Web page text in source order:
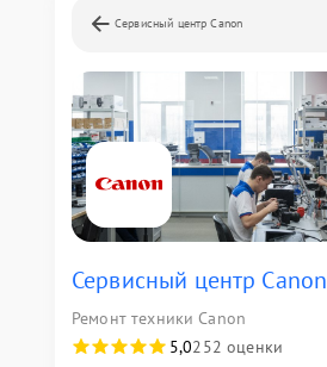
Сервисный центр Canon
Сервисный центр Canon
Ремонт техники Canon
5,0252 оценки